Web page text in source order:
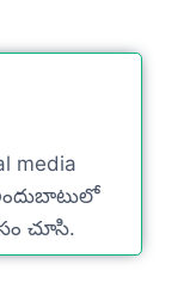
media
చూసి.